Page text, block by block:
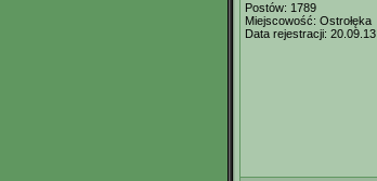
Postów: 1789
Miejscowość: Ostrołęka
Data rejestracji: 20.09.13